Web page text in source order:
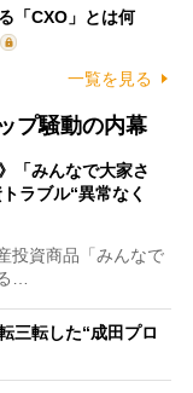
「CXO」とは何
一覧を見る
プ騒動の内幕
「みんなで大家さ
ラブル“異常なく
投資商品「みんなで
…
三転した“成田プロ